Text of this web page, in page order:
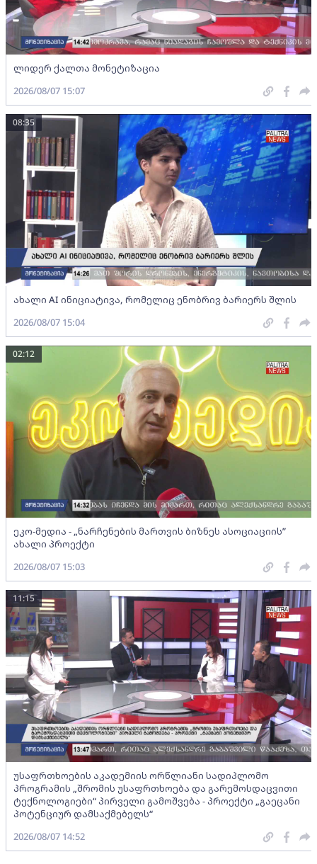
ლიდერ ქალთა მონეტიზაცია
2026/08/07 15:07
ახალი AI ინიციატივა, რომელიც ენობრივ ბარიერს შლის
08:35
2026/08/07 15:04
ეკო-მედია - „ნარჩენების მართვის ბიზნეს ასოციაციის”
ახალი პროექტი
02:12
2026/08/07 15:03
უსაფრთხოების აკადემიის ორწლიანი სადიპლომო
პროგრამის „შრომის უსაფრთხოება და გარემოსდაცვითი
ტექნოლოგიები“ პირველი გამოშვება - პროექტი „გაეცანი
პოტენციურ დამსაქმებელს“
11:15
2026/08/07 14:52